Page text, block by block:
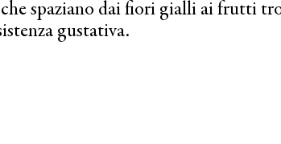
spaziano dai fiori gialli ai frutti
gustativa.